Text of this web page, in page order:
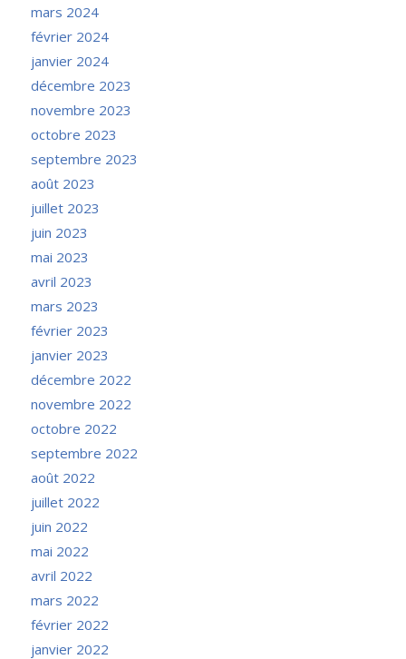
mars 2024
février 2024
janvier 2024
décembre 2023
novembre 2023
octobre 2023
septembre 2023
août 2023
juillet 2023
juin 2023
mai 2023
avril 2023
mars 2023
février 2023
janvier 2023
décembre 2022
novembre 2022
octobre 2022
septembre 2022
août 2022
juillet 2022
juin 2022
mai 2022
avril 2022
mars 2022
février 2022
janvier 2022